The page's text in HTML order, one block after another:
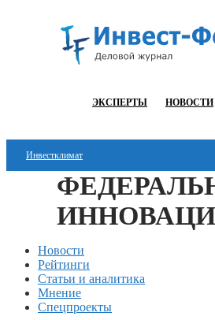
ЭКСПЕРТЫ НОВОСТИ
Инвестклимат
Финансы
Инвестиции
Блокчейн
Стартапы
Технологии
Новости
Рейтинги
Статьи и аналитика
Мнение
Спецпроекты